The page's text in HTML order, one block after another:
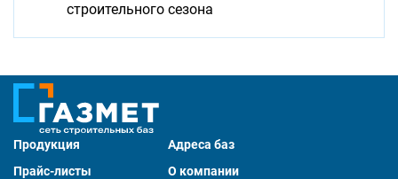
строительного сезона
Продукция
Адреса баз
Прайс-листы
О компании